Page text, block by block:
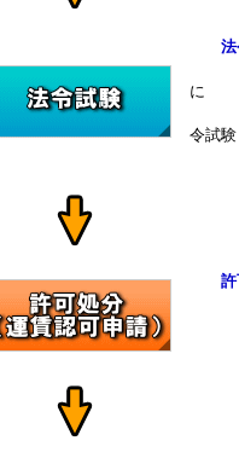
法
に
令試験
許